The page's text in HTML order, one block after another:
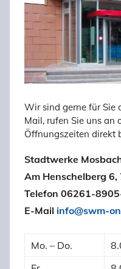
Wir sind gerne für Sie
Mail, rufen Sie uns an
Öffnungszeiten direkt
Stadtwerke
Am Henschelberg
Telefon 06261-
E-Mail info@swm-
Mo. – Do.